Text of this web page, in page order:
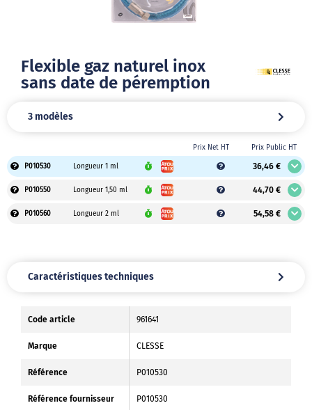
Flexible gaz naturel inox
sans date de péremption
3 modèles
Prix Net HT Prix Public HT
P010530 Longueur 1 ml 36,46 €
P010550 Longueur 1,50 ml 44,70 €
P010560 Longueur 2 ml 54,58 €
Caractéristiques techniques
Code article 961641
Marque CLESSE
Référence P010530
Référence fournisseur P010530